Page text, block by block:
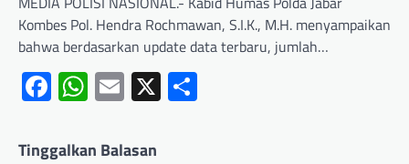
Kombes Pol. Hendra Rochmawan, S.I.K., M.H. menyampaikan
bahwa berdasarkan update data terbaru, jumlah…
Facebook
WhatsApp
Email
X
Tinggalkan Balasan